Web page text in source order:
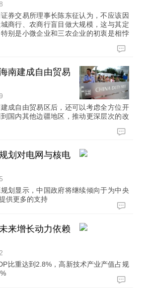
券交易所理事长陈东征认为，不应该因
商行、农商行盲目做大规模，这与其定
别是小微企业和三农企业的初衷是相悖
南建成自由贸易
成自由贸易区后，还可以考虑全方位开
国内其他边疆地区，推动更深层次的改
划对电网与核电
划显示，中国政府将继续倾向于为中央
供更多的支持
来增长动力依赖
比重达到2.8%，高新技术产业产值占规